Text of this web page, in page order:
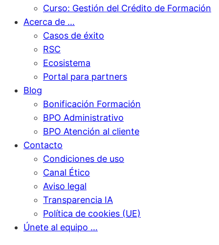
Curso: Gestión del Crédito de Formación
Acerca de …
Casos de éxito
RSC
Ecosistema
Portal para partners
Blog
Bonificación Formación
BPO Administrativo
BPO Atención al cliente
Contacto
Condiciones de uso
Canal Ético
Aviso legal
Transparencia IA
Política de cookies (UE)
Únete al equipo …